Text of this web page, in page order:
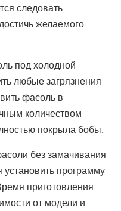
следовать
желаемого
под холодной
любые загрязнения
фасоль в
количеством
покрыла бобы.
без замачивания
установить программу
приготовления
от модели и